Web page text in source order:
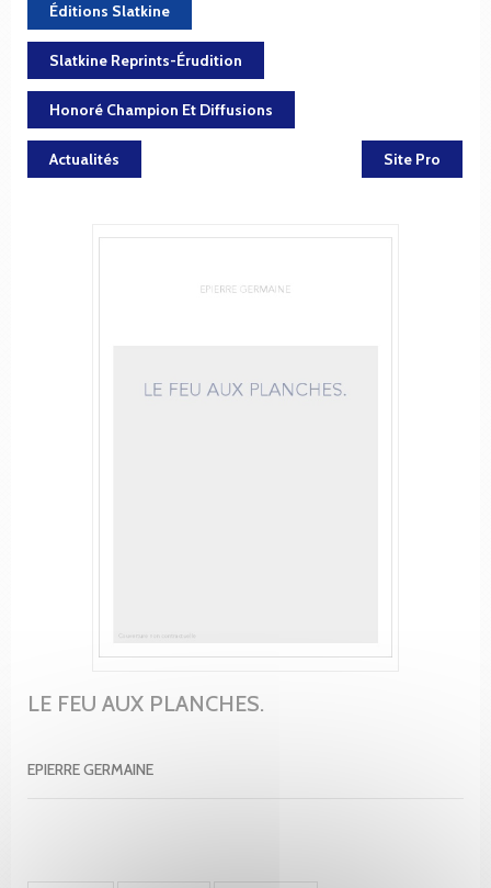
Éditions Slatkine
Slatkine Reprints-Érudition
Honoré Champion Et Diffusions
Actualités Site Pro
LE FEU AUX PLANCHES.
EPIERRE GERMAINE